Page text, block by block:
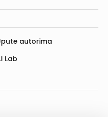
autorima
Lab